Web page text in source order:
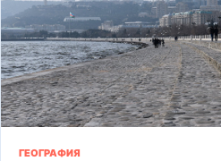
ГЕОГРАФИЯ